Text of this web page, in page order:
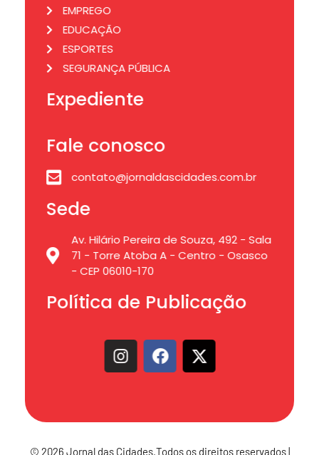
EMPREGO
EDUCAÇÃO
ESPORTES
SEGURANÇA PÚBLICA
Expediente
Fale conosco
contato@jornaldascidades.com.br
Sede
Av. Hilário Pereira de Souza, 492 - Sala
71 - Torre Atoba A - Centro - Osasco
- CEP 06010-170
Política de Publicação
© 2026 Jornal das Cidades.Todos os direitos reservados |